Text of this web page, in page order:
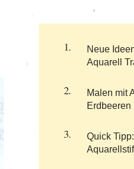
Neue
Aquarell
Malen mit
Erdbeeren
Quick